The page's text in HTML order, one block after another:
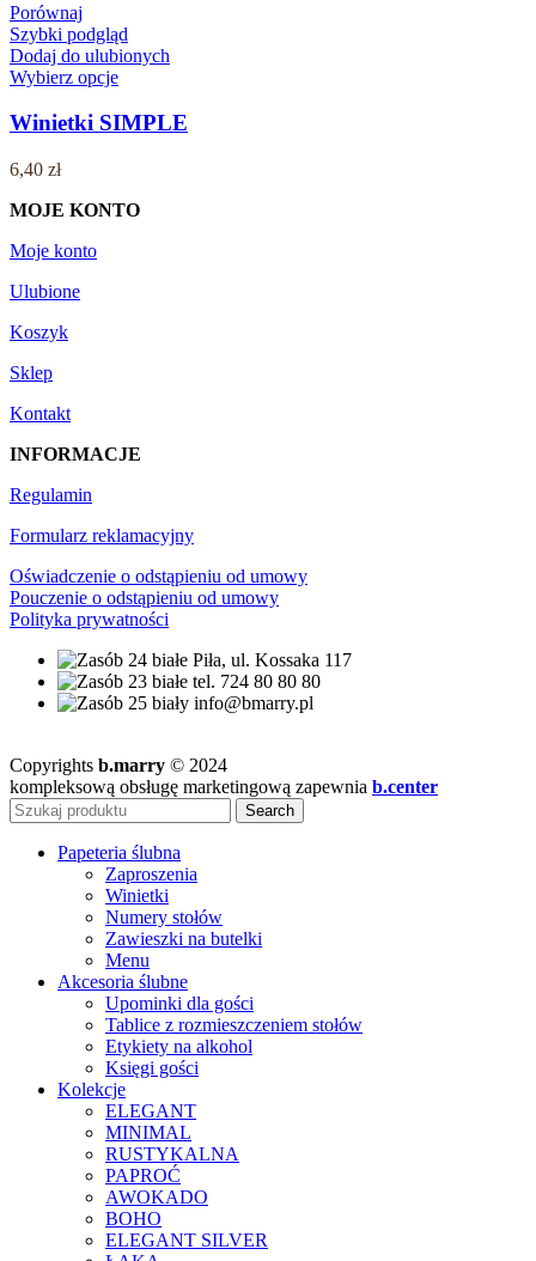
Porównaj
Szybki podgląd
Dodaj do ulubionych
Wybierz opcje
Winietki SIMPLE
6,40 zł
MOJE KONTO
Moje konto
Ulubione
Koszyk
Sklep
Kontakt
INFORMACJE
Regulamin
Formularz reklamacyjny
Oświadczenie o odstąpieniu od umowy
Pouczenie o odstąpieniu od umowy
Polityka prywatności
Piła, ul. Kossaka 117
tel. 724 80 80 80
info@bmarry.pl
Copyrights b.marry © 2024
kompleksową obsługę marketingową zapewnia b.center
Search
Papeteria ślubna
Zaproszenia
Winietki
Numery stołów
Zawieszki na butelki
Menu
Akcesoria ślubne
Upominki dla gości
Tablice z rozmieszczeniem stołów
Etykiety na alkohol
Księgi gości
Kolekcje
ELEGANT
MINIMAL
RUSTYKALNA
PAPROĆ
AWOKADO
BOHO
ELEGANT SILVER